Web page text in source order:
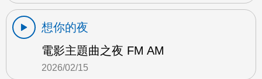
想你的夜
電影主題曲之夜 FM AM
2026/02/15